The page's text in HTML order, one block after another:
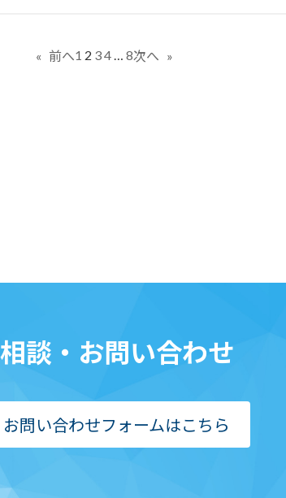
« 前へ1 2 34… 8次へ »
談・お問い合わせ
お問い合わせフォームはこちら